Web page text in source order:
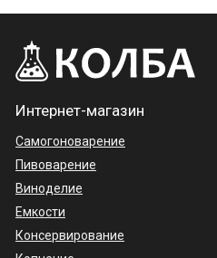
Интернет-магазин
Самогоноварение
Пивоварение
Виноделие
Емкости
Консервирование